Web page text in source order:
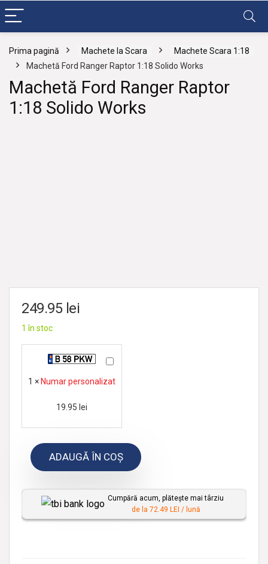
Prima pagină Machete la Scara
Machete Scara 1:18
Machetă Ford Ranger Raptor 1:18 Solido Works
Machetă Ford Ranger Raptor
1:18 Solido Works
249.95 lei
1 în stoc
N
u
r
p
e
1 × Numar personalizat
19.95 lei
ADAUGĂ ÎN COȘ
Cumpără acum, plătește mai târziu
de la 72.49 LEI / lună